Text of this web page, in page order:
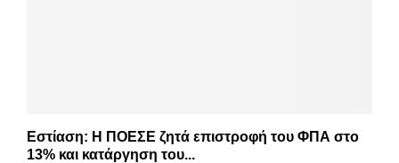
Εστίαση: Η ΠΟΕΣΕ ζητά επιστροφή του ΦΠΑ στο
13% και κατάργηση του...